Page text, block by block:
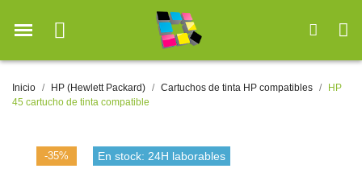
Inicio HP (Hewlett Packard) Cartuchos de tinta HP compatibles
HP
45 cartucho de tinta compatible
-35% En stock: 24H laborables